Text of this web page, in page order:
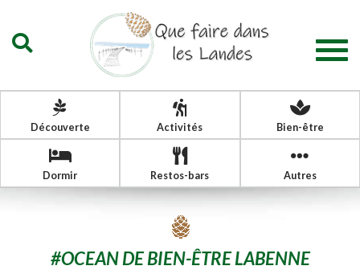
Découverte Activités Bien-être
Dormir Restos-bars Autres
#OCEAN DE BIEN-ÊTRE LABENNE